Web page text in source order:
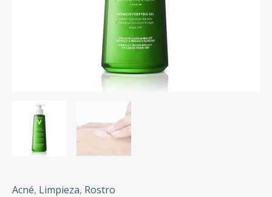
Acné, Limpieza, Rostro